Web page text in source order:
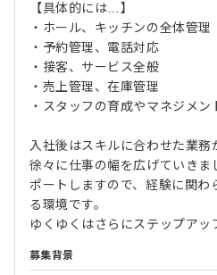
【具体的には…】
・ホール、キッチンの全体管理
・予約管理、電話対応
・接客、サービス全般
・売上管理、在庫管理
・スタッフの育成やマネジメ
入社後はスキルに合わせた業務
徐々に仕事の幅を広げていきま
ポートしますので、経験に関わ
る環境です。
ゆくゆくはさらにステップアッ
募集背景